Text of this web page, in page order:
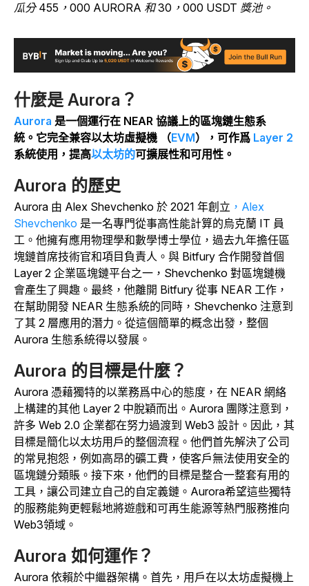
瓜分 455，000 AURORA 和 30，000 USDT 獎池。
什麼是 Aurora？
Aurora 是一個運行在 NEAR 協議上的區塊鏈生態系
統。 它完全兼容以太坊虛擬機 （EVM），可作爲 Layer 2
系統使用，提高以太坊的可擴展性和可用性。
Aurora 的歷史
Aurora 由 Alex Shevchenko 於 2021 年創立 ，Alex
Shevchenko 是一名專門從事高性能計算的烏克蘭 IT 員
工。他擁有應用物理學和數學博士學位，過去九年擔任區
塊鏈首席技術官和項目負責人。與 Bitfury 合作開發首個
Layer 2 企業區塊鏈平台之一，Shevchenko 對區塊鏈機
會產生了興趣。最終，他離開 Bitfury 從事 NEAR 工作，
在幫助開發 NEAR 生態系統的同時，Shevchenko 注意到
了其 2 層應用的潛力。從這個簡單的概念出發，整個
Aurora 生態系統得以發展。
Aurora 的目標是什麼？
Aurora 憑藉獨特的以業務爲中心的態度，在 NEAR 網絡
上構建的其他 Layer 2 中脫穎而出。Aurora 團隊注意到，
許多 Web 2.0 企業都在努力過渡到 Web3 設計。因此，其
目標是簡化以太坊用戶的整個流程。他們首先解決了公司
的常見抱怨，例如高昂的礦工費，使客戶無法使用安全的
區塊鏈分類賬。接下來，他們的目標是整合一整套有用的
工具，讓公司建立自己的自定義鏈。Aurora希望這些獨特
的服務能夠更輕鬆地將遊戲和可再生能源等熱門服務推向
Web3領域。
Aurora 如何運作？
Aurora 依賴於中繼器架構。首先，用戶在以太坊虛擬機上